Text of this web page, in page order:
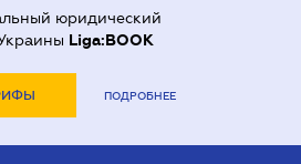
юридический
Liga:BOOK
ПОДРОБНЕЕ